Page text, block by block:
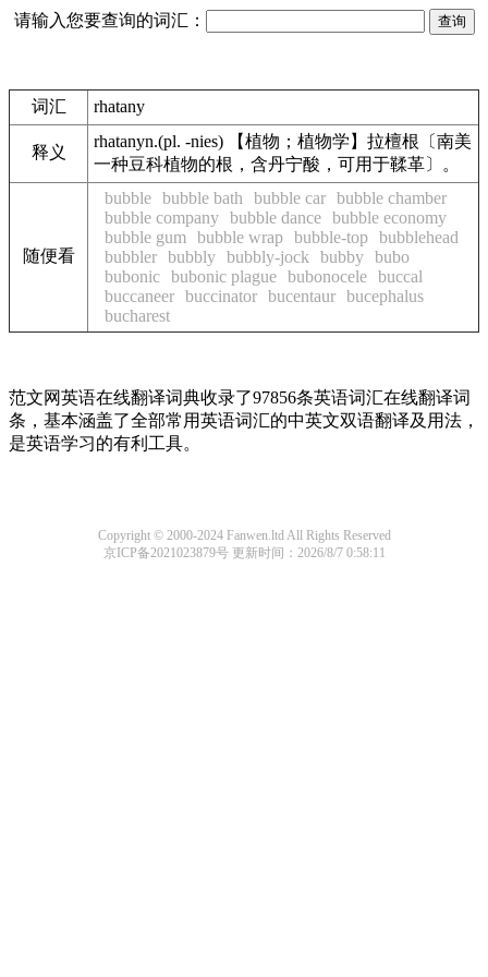
请输入您要查询的词汇：
词汇 rhatany
释义
rhatanyn.(pl. -nies) 【植物；植物学】拉檀根〔南美
一种豆科植物的根，含丹宁酸，可用于鞣革〕。
随便看
bubble bubble bath bubble car bubble chamber
bubble company bubble dance bubble economy
bubble gum
bubble wrap bubble-top bubblehead
bubbler bubbly bubbly-jock bubby bubo
bubonic bubonic plague bubonocele buccal
buccaneer buccinator bucentaur bucephalus
bucharest
范文网英语在线翻译词典收录了97856条英语词汇在线翻译词
条，基本涵盖了全部常用英语词汇的中英文双语翻译及用法，
是英语学习的有利工具。
Copyright © 2000-2024 Fanwen.ltd All Rights Reserved
京ICP备2021023879号更新时间：2026/8/7 0:58:11